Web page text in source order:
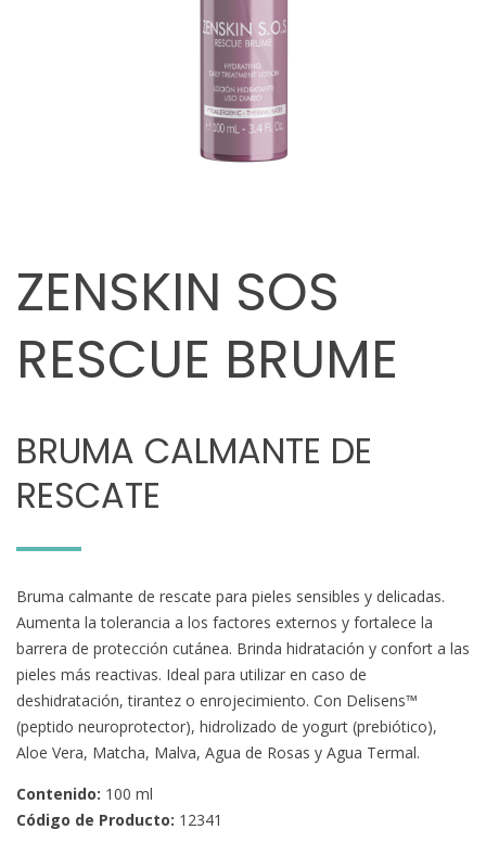
ZENSKIN SOS
RESCUE BRUME
BRUMA CALMANTE DE
RESCATE
Bruma calmante de rescate para pieles sensibles y delicadas.
Aumenta la tolerancia a los factores externos y fortalece la
barrera de protección cutánea. Brinda hidratación y confort a las
pieles más reactivas. Ideal para utilizar en caso de
deshidratación, tirantez o enrojecimiento. Con Delisens™
(peptido neuroprotector), hidrolizado de yogurt (prebiótico),
Aloe Vera, Matcha, Malva, Agua de Rosas y Agua Termal.
Contenido: 100 ml
Código de Producto: 12341